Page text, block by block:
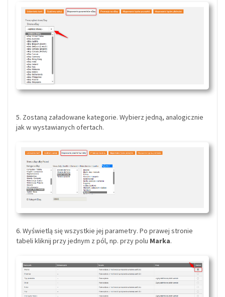
5. Zostaną załadowane kategorie. Wybierz jedną, analogicznie
jak w wystawianych ofertach.
6. Wyświetlą się wszystkie jej parametry. Po prawej stronie
tabeli kliknij przy jednym z pól, np. przy polu Marka.